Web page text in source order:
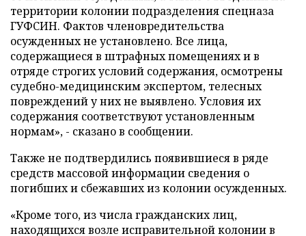
территории колонии подразделения спецназа
ГУФСИН. Фактов членовредительства
осужденных не установлено. Все лица,
содержащиеся в штрафных помещениях и в
отряде строгих условий содержания, осмотрены
судебно-медицинским экспертом, телесных
повреждений у них не выявлено. Условия их
содержания соответствуют установленным
нормам», - сказано в сообщении.
Также не подтвердились появившиеся в ряде
средств массовой информации сведения о
погибших и сбежавших из колонии осужденных.
«Кроме того, из числа гражданских лиц,
находящихся возле исправительной колонии в